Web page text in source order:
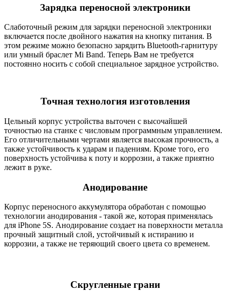
Зарядка переносной электроники
Слаботочный режим для зарядки переносной электроники
включается после двойного нажатия на кнопку питания. В
этом режиме можно безопасно зарядить Bluetooth-гарнитуру
или умный браслет Mi Band. Теперь Вам не требуется
постоянно носить с собой специальное зарядное устройство.
Точная технология изготовления
Цельный корпус устройства выточен с высочайшей
точностью на станке с числовым программным управлением.
Его отличительными чертами является высокая прочность, а
также устойчивость к ударам и падениям. Кроме того, его
поверхность устойчива к поту и коррозии, а также приятно
лежит в руке.
Анодирование
Корпус переносного аккумулятора обработан с помощью
технологии анодирования - такой же, которая применялась
для iPhone 5S. Анодирование создает на поверхности металла
прочный защитный слой, устойчивый к истиранию и
коррозии, а также не теряющий своего цвета со временем.
Скругленные грани